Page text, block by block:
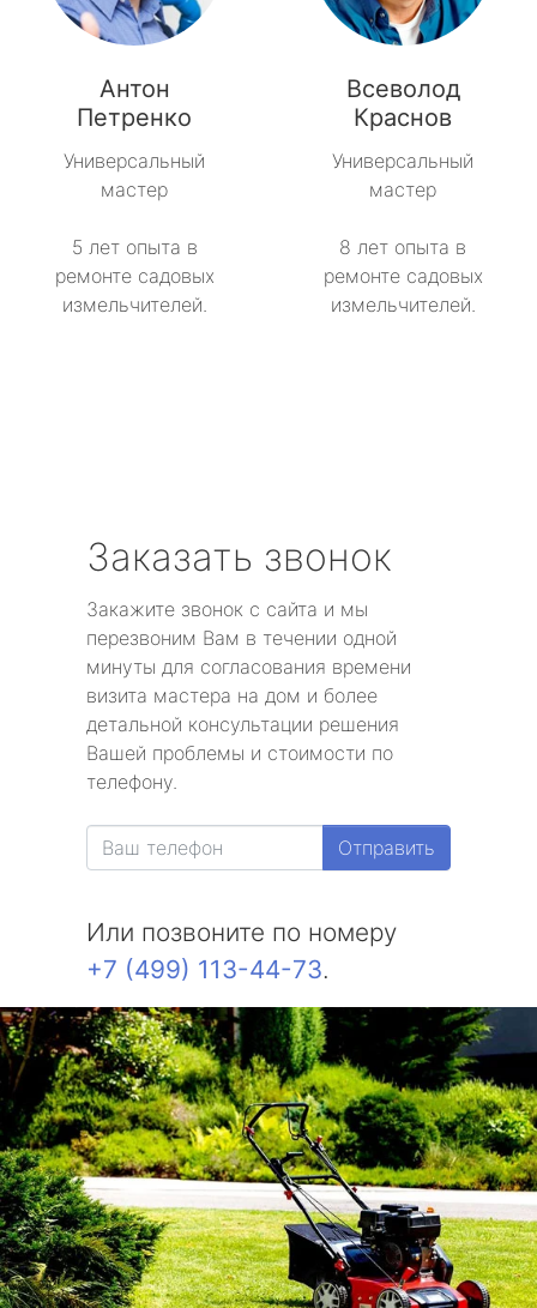
Антон
Петренко
Универсальный
мастер
5 лет опыта в
ремонте садовых
измельчителей.
Всеволод
Краснов
Универсальный
мастер
8 лет опыта в
ремонте садовых
измельчителей.
Заказать звонок
Закажите звонок с сайта и мы
перезвоним Вам в течении одной
минуты для согласования времени
визита мастера на дом и более
детальной консультации решения
Вашей проблемы и стоимости по
телефону.
Отправить
Или позвоните по номеру
+7 (499) 113-44-73.